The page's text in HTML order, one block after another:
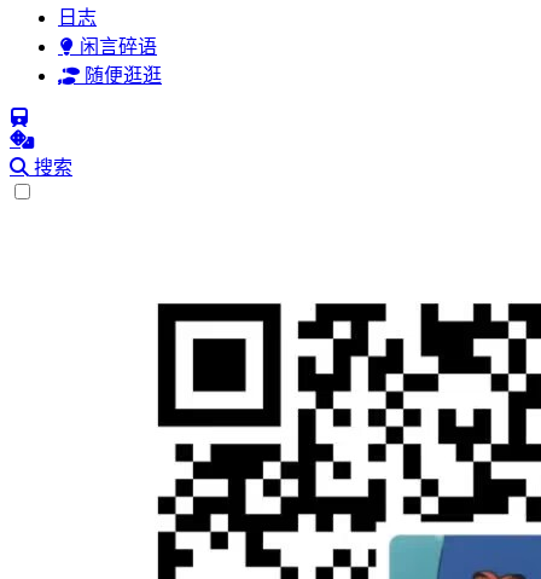
日志
闲言碎语
随便逛逛
搜索